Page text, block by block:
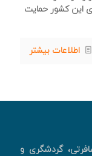
این کشور حمایت
اطلاعات بیشتر
گردشگری و